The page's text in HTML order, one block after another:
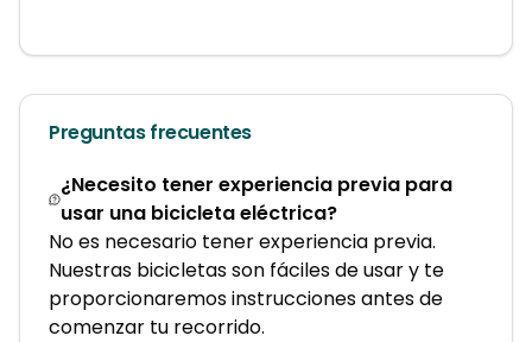
Preguntas frecuentes
¿Necesito tener experiencia previa para
usar una bicicleta eléctrica?
No es necesario tener experiencia previa.
Nuestras bicicletas son fáciles de usar y te
proporcionaremos instrucciones antes de
comenzar tu recorrido.